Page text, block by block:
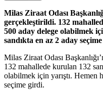
Milas Ziraat Odası
gerçekleştirildi. 132
500 aday delege olabilmek
sandıkta en az 2 aday
Milas Ziraat Odası
132 mahallede kurulan 132
olabilmek için yarıştı. Hemen
seçime girdi.